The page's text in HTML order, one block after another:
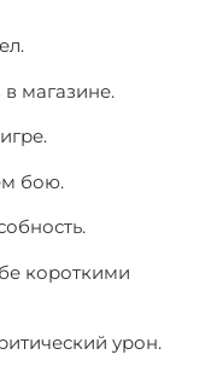
магазине.
бою.
короткими
урон.